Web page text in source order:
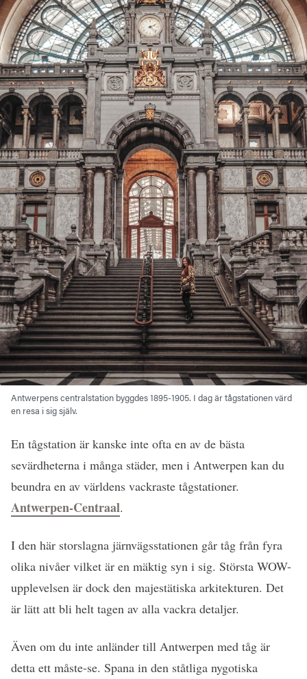
Antwerpens centralstation byggdes 1895-1905. I dag är tågstationen värd
en resa i sig själv.
En tågstation är kanske inte ofta en av de bästa
sevärdheterna i många städer, men i Antwerpen kan du
beundra en av världens vackraste tågstationer.
Antwerpen-Centraal.
I den här storslagna järnvägsstationen går tåg från fyra
olika nivåer vilket är en mäktig syn i sig. Största WOW-
upplevelsen är dock den majestätiska arkitekturen. Det
är lätt att bli helt tagen av alla vackra detaljer.
Även om du inte anländer till Antwerpen med tåg är
detta ett måste-se. Spana in den ståtliga nygotiska